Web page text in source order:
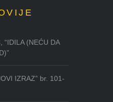
“IDILA (NEĆU DA
IZRAZ” br. 101-